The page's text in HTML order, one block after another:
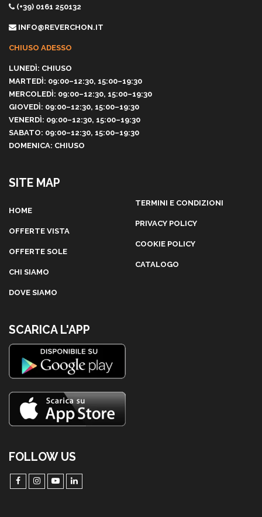
(+39) 0161 250132
INFO@REVERCHON.IT
CHIUSO ADESSO
LUNEDÌ: CHIUSO
MARTEDÌ: 09:00–12:30, 15:00–19:30
MERCOLEDÌ: 09:00–12:30, 15:00–19:30
GIOVEDÌ: 09:00–12:30, 15:00–19:30
VENERDÌ: 09:00–12:30, 15:00–19:30
SABATO: 09:00–12:30, 15:00–19:30
DOMENICA: CHIUSO
SITE MAP
HOME
OFFERTE VISTA
OFFERTE SOLE
CHI SIAMO
DOVE SIAMO
TERMINI E CONDIZIONI
PRIVACY POLICY
COOKIE POLICY
CATALOGO
SCARICA L'APP
FOLLOW US